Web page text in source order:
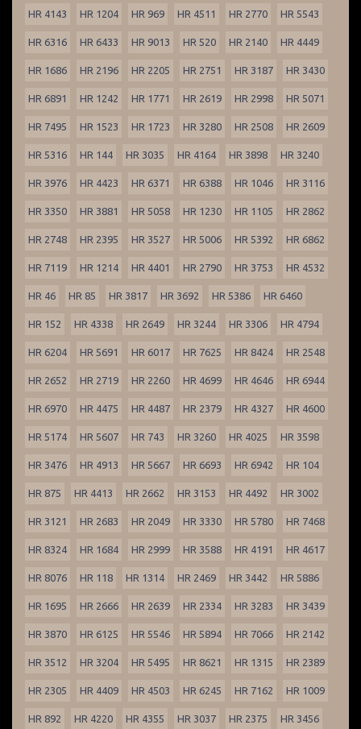
HR 4143 HR 1204 HR 969 HR 4511 HR 2770 HR 5543
HR 6316 HR 6433 HR 9013 HR 520 HR 2140 HR 4449
HR 1686 HR 2196 HR 2205 HR 2751 HR 3187 HR 3430
HR 6891 HR 1242 HR 1771 HR 2619 HR 2998 HR 5071
HR 7495 HR 1523 HR 1723 HR 3280 HR 2508 HR 2609
HR 5316 HR 144 HR 3035 HR 4164 HR 3898 HR 3240
HR 3976 HR 4423 HR 6371 HR 6388 HR 1046 HR 3116
HR 3350 HR 3881 HR 5058 HR 1230 HR 1105 HR 2862
HR 2748 HR 2395 HR 3527 HR 5006 HR 5392 HR 6862
HR 7119 HR 1214 HR 4401 HR 2790 HR 3753 HR 4532
HR 46 HR 85 HR 3817 HR 3692 HR 5386 HR 6460
HR 152 HR 4338 HR 2649 HR 3244 HR 3306 HR 4794
HR 6204 HR 5691 HR 6017 HR 7625 HR 8424 HR 2548
HR 2652 HR 2719 HR 2260 HR 4699 HR 4646 HR 6944
HR 6970 HR 4475 HR 4487 HR 2379 HR 4327 HR 4600
HR 5174 HR 5607 HR 743 HR 3260 HR 4025 HR 3598
HR 3476 HR 4913 HR 5667 HR 6693 HR 6942 HR 104
HR 875 HR 4413 HR 2662 HR 3153 HR 4492 HR 3002
HR 3121 HR 2683 HR 2049 HR 3330 HR 5780 HR 7468
HR 8324 HR 1684 HR 2999 HR 3588 HR 4191 HR 4617
HR 8076 HR 118 HR 1314 HR 2469 HR 3442 HR 5886
HR 1695 HR 2666 HR 2639 HR 2334 HR 3283 HR 3439
HR 3870 HR 6125 HR 5546 HR 5894 HR 7066 HR 2142
HR 3512 HR 3204 HR 5495 HR 8621 HR 1315 HR 2389
HR 2305 HR 4409 HR 4503 HR 6245 HR 7162 HR 1009
HR 892 HR 4220 HR 4355 HR 3037 HR 2375 HR 3456